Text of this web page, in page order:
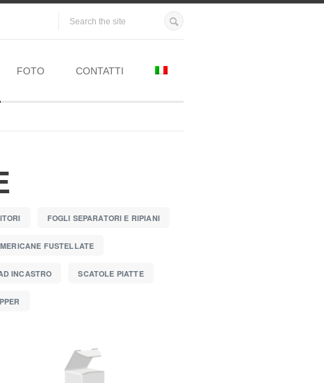
FOTO CONTATTI
FOGLI SEPARATORI E RIPIANI
FUSTELLATE
INCASTRO SCATOLE PIATTE